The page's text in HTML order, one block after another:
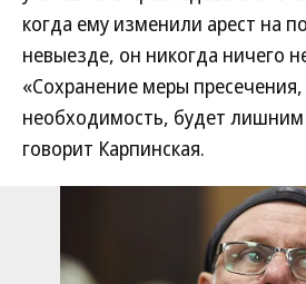
когда ему изменили арест на
невыезде, он никогда ничего
«Сохранение меры
необходимость, будет
говорит Карпинская.